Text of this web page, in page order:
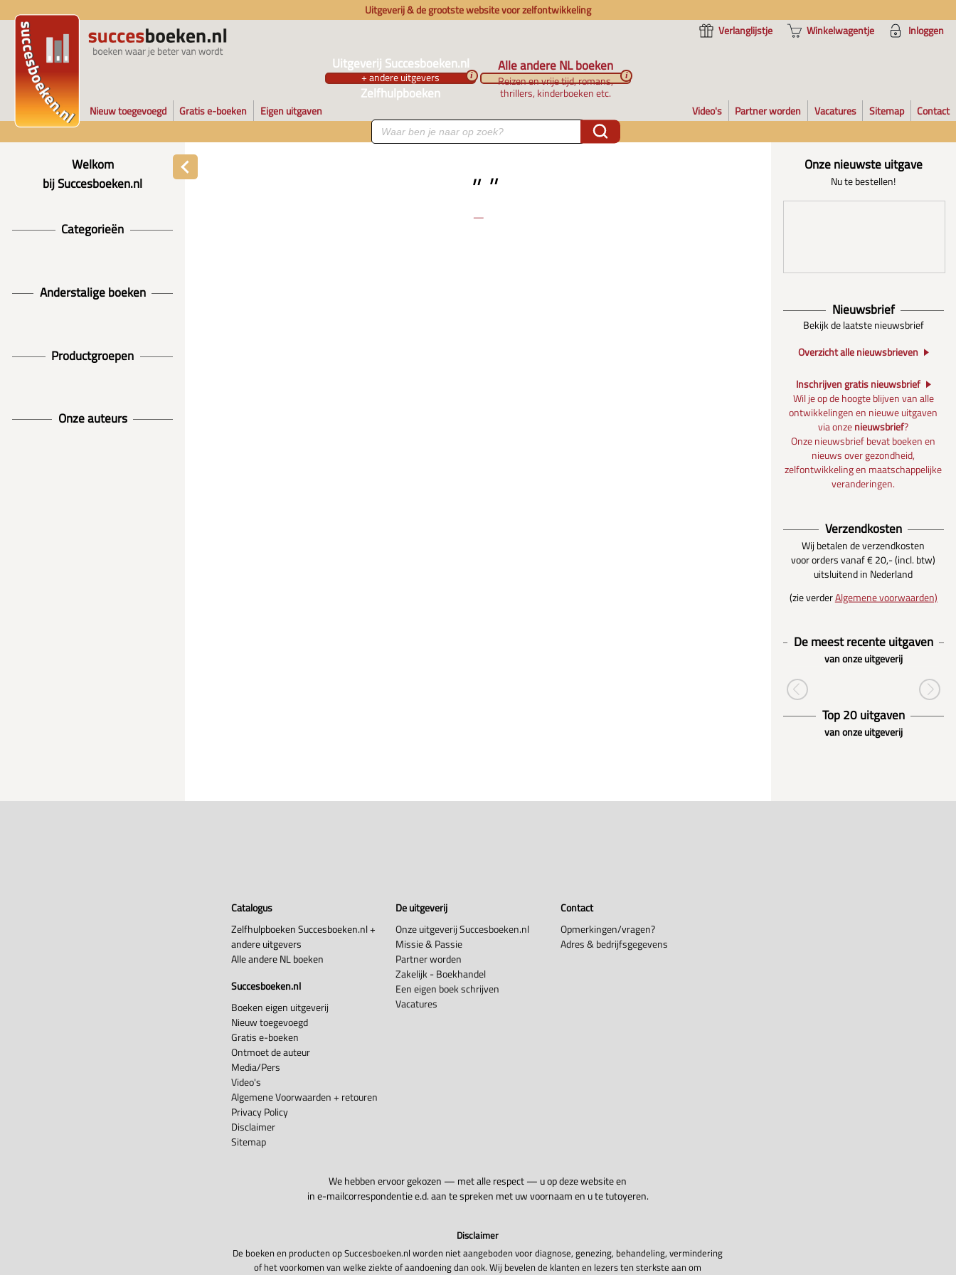
Uitgeverij & de grootste website voor zelfontwikkeling
Verlanglijstje
Winkelwagentje Inloggen
Uitgeverij Succesboeken.nl
+ andere uitgevers
Zelfhulpboeken
i
Alle andere NL boeken
Reizen en vrije tijd, romans,
thrillers, kinderboeken etc.
i
Nieuw toegevoegd Gratis e-boeken Eigen uitgaven Video's Partner worden Vacatures Sitemap Contact
Welkom
bij Succesboeken.nl
Categorieën
Anderstalige boeken
Productgroepen
Onze auteurs
Onze nieuwste uitgave
Nu te bestellen!
Nieuwsbrief
Bekijk de laatste nieuwsbrief
Overzicht alle nieuwsbrieven
Inschrijven gratis nieuwsbrief
Wil je op de hoogte blijven van alle
ontwikkelingen en nieuwe uitgaven
via onzenieuwsbrief?
Onze nieuwsbrief bevat boeken en
nieuws over gezondheid,
zelfontwikkeling en maatschappelijke
veranderingen.
Verzendkosten
Wij betalen de verzendkosten
voor orders vanaf € 20,- (incl. btw)
uitsluitend in Nederland
(zie verderAlgemene voorwaarden)
De meest recente uitgaven
van onze uitgeverij
Top 20 uitgaven
van onze uitgeverij
Catalogus
Zelfhulpboeken Succesboeken.nl +
andere uitgevers
Alle andere NL boeken
Succesboeken.nl
Boeken eigen uitgeverij
Nieuw toegevoegd
Gratis e-boeken
Ontmoet de auteur
Media/Pers
Video's
Algemene Voorwaarden + retouren
Privacy Policy
Disclaimer
Sitemap
De uitgeverij
Onze uitgeverij Succesboeken.nl
Missie & Passie
Partner worden
Zakelijk - Boekhandel
Een eigen boek schrijven
Vacatures
Contact
Opmerkingen/vragen?
Adres & bedrijfsgegevens
We hebben ervoor gekozen — met alle respect — u op deze website en
in e-mailcorrespondentie e.d. aan te spreken met uw voornaam en u te tutoyeren.
Disclaimer
De boeken en producten op Succesboeken.nl worden niet aangeboden voor diagnose, genezing, behandeling, vermindering
of het voorkomen van welke ziekte of aandoening dan ook. Wij bevelen de klanten en lezers ten sterkste aan om